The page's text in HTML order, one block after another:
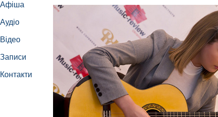
Афіша
Аудіо
Відео
Записи
Контакти